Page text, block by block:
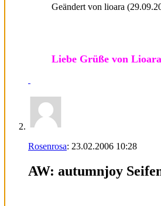
Geändert von lioara
Liebe Grüße von Lioara
Rosenrosa: 23.02.2006 10:28
AW: autumnjoy